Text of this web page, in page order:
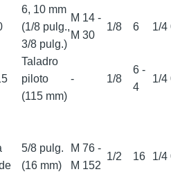
6, 10 mm
(1/8 pulg.,
3/8 pulg.)
M 14 -
M 30
1/8 6 1/4
Taladro
piloto
(115 mm)
- 1/8
6 -
4
1/4
5/8 pulg.
(16 mm)
M 76 -
M 152
1/2 16 1/4